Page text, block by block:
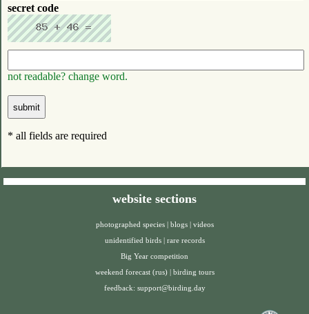
secret code
not readable? change word.
* all fields are required
website sections
photographed species blogs
videos
unidentified birds
rare records
Big Year competition
weekend forecast (rus)
birding tours
feedback: support@birding.day